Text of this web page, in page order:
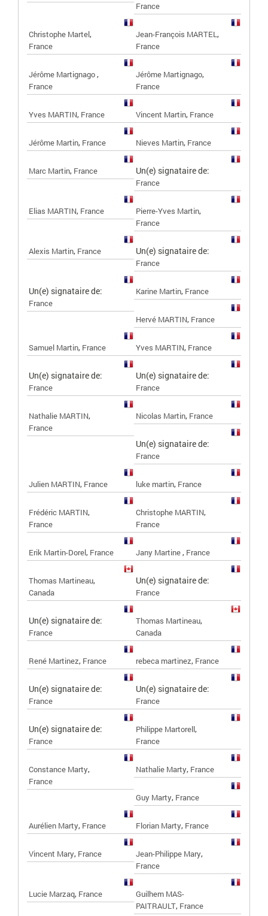
France
Christophe Martel,
France
Jean-François MARTEL ,
France
Jérôme Martignago,
France
Jérôme Martignago,
France
Yves MARTIN, France Vincent Martin, France
Jérôme Martin, France Nieves Martin, France
Marc Martin, France Un(e) signataire de:
France
Elias MARTIN, France Pierre-Yves Martin,
France
Alexis Martin, France Un(e) signataire de:
France
Un(e) signataire de:
France
Karine Martin, France
Hervé MARTIN, France
Samuel Martin, France Yves MARTIN, France
Un(e) signataire de:
France
Un(e) signataire de:
France
Nathalie MARTIN,
France
Nicolas Martin, France
Un(e) signataire de:
France
Julien MARTIN, France luke martin, France
Frédéric MARTIN,
France
Christophe MARTIN,
France
Erik Martin-Dorel, France Jany Martine, France
Thomas Martineau,
Canada
Un(e) signataire de:
France
Un(e) signataire de:
France
Thomas Martineau,
Canada
René Martinez, France rebeca martinez, France
Un(e) signataire de:
France
Un(e) signataire de:
France
Un(e) signataire de:
France
Philippe Martorell,
France
Constance Marty,
France
Nathalie Marty, France
Guy Marty, France
Aurélien Marty, France Florian Marty, France
Vincent Mary, France Jean-Philippe Mary,
France
Lucie Marzaq, France
Guilhem MAS-
PAITRAULT, France